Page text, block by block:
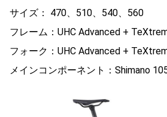
サイズ： 470、510、540、560
フレーム：UHC Advanced +
フォーク：UHC Advanced +
メインコンポーネント：Shimano